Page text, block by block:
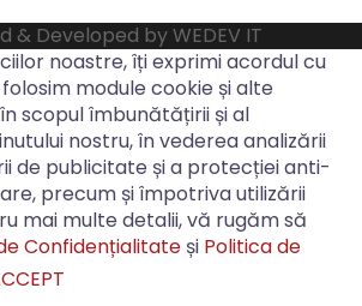
& Developed byWEDEV IT
noastre, îți exprimi acordul cu
module cookie și alte
scopul îmbunătățirii și al
nostru, în vederea analizării
de publicitate și a protecției anti-
precum și împotriva utilizării
mai multe detalii, vă rugăm să
Confidențialitate și Politica de